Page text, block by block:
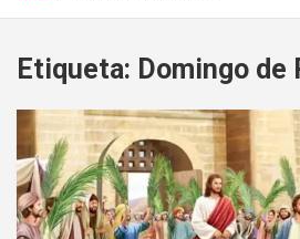
Etiqueta: Domingo de